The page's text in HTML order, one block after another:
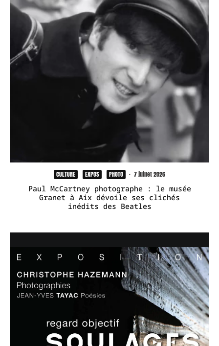
CULTURE EXPOS PHOTO · 7 juillet 2026
Paul McCartney photographe : le musée
Granet à Aix dévoile ses clichés
inédits des Beatles